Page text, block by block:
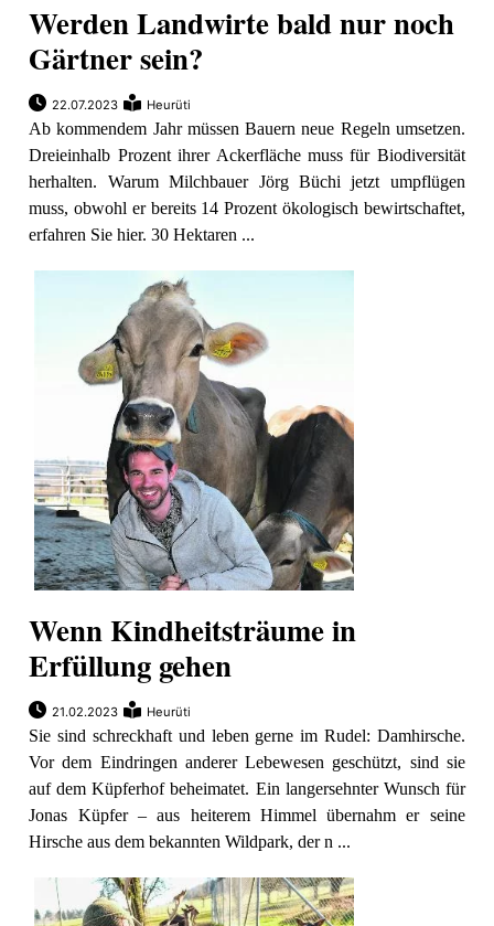
Werden Landwirte bald nur noch
Gärtner sein?
22.07.2023 Heurüti
Ab kommendem Jahr müssen Bauern neue Regeln umsetzen.
Dreieinhalb Prozent ihrer Ackerfläche muss für Biodiversität
herhalten. Warum Milchbauer Jörg Büchi jetzt umpflügen
muss, obwohl er bereits 14 Prozent ökologisch bewirtschaftet,
erfahren Sie hier. 30 Hektaren ...
Wenn Kindheitsträume in
Erfüllung gehen
21.02.2023 Heurüti
Sie sind schreckhaft und leben gerne im Rudel: Damhirsche.
Vor dem Eindringen anderer Lebewesen geschützt, sind sie
auf dem Küpferhof beheimatet. Ein langersehnter Wunsch für
Jonas Küpfer – aus heiterem Himmel übernahm er seine
Hirsche aus dem bekannten Wildpark, der n ...